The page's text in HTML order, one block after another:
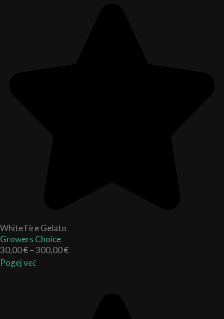
White Fire Gelato
Growers Choice
30,00€–300,00€
Pogej več